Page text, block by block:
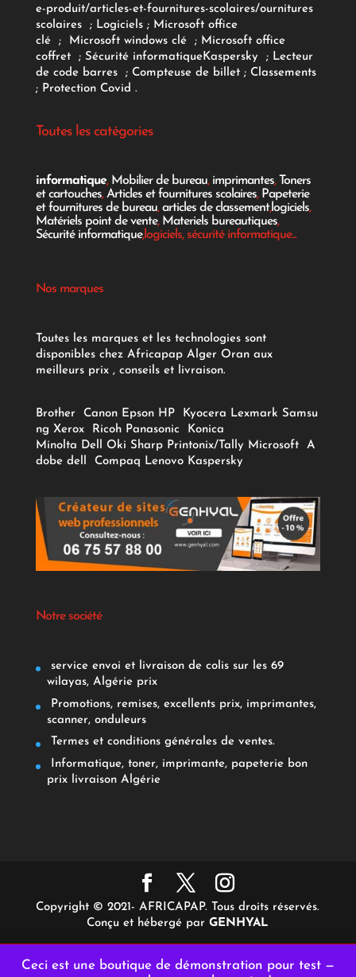
Ceci est une boutique de démonstration pour test —
e-produit/articles-et-fournitures-scolaires/ournitures
scolaires; Logiciels ; Microsoft office
clé
; Microsoft windows clé; Microsoft office
coffret ; Sécurité informatiqueKaspersky ; Lecteur
de code barres
; Compteuse de billet; Classements
; Protection Covid .
Toutes les catégories
informatique, Mobilier de bureau, imprimantes, Toners
et cartouches,Articles et fournitures scolaires, Papeterie
et fournitures de bureau,articles de classement,logiciels,
Matériels point de vente, Materiels bureautiques,
Sécurité informatique,logiciels, sécurité informatique...
Nos marques
Toutes les marques et les technologies sont
disponibles chez Africapap Alger Oran aux
meilleurs prix , conseils et livraison.
Brother Canon Epson HP Kyocera Lexmark Samsu
ng Xerox Ricoh Panasonic
Konica
Minolta Dell Oki Sharp Printonix/Tally Microsoft
A
dobe dell Compaq Lenovo Kaspersky
Notre société
service envoi et livraison de colis sur les 69
wilayas, Algérie prix
Promotions, remises, excellents prix, imprimantes,
scanner, onduleurs
Termes et conditions générales de ventes.
Informatique, toner, imprimante, papeterie bon
prix livraison Algérie
Copyright © 2021- AFRICAPAP. Tous droits réservés.
Conçu et hébergé parGENHYAL